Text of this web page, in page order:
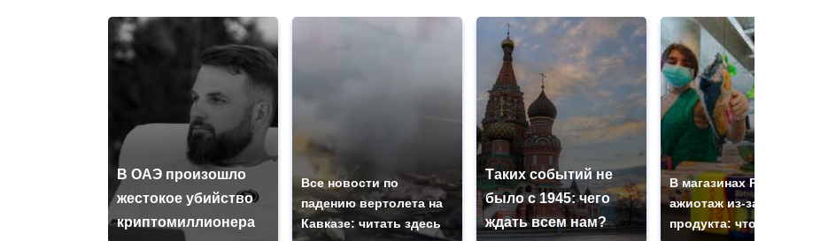
В ОАЭ произошло
жестокое убийство
криптомиллионера
Все новости по
падению вертолета на
Кавказе: читать здесь
Таких событий не
было с 1945: чего
ждать всем нам?
В магазинах России
ажиотаж из-за этого
продукта: что купить?